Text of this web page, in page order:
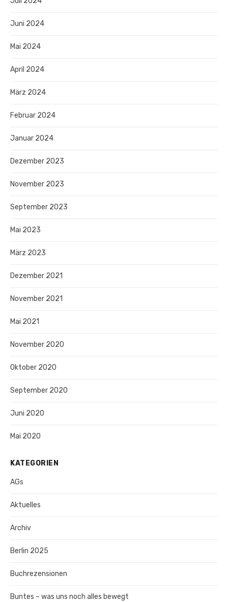
Juni 2024
Mai 2024
April 2024
März 2024
Februar 2024
Januar 2024
Dezember 2023
November 2023
September 2023
Mai 2023
März 2023
Dezember 2021
November 2021
Mai 2021
November 2020
Oktober 2020
September 2020
Juni 2020
Mai 2020
KATEGORIEN
AGs
Aktuelles
Archiv
Berlin 2025
Buchrezensionen
Buntes – was uns noch alles bewegt